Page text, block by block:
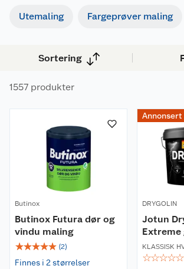
Utemaling Fargeprøver maling
Sortering
1557 produkter
Butinox
Butinox Futura dør og
vindu maling
☆☆☆☆☆ (2)
Finnes i 2 størrelser
Annonsert
DRYGOLIN
Jotun
Extreme
KLASSISK
☆☆☆☆☆